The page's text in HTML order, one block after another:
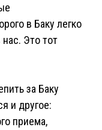
в Баку легко
Это тот
за Баку
и другое:
приема,